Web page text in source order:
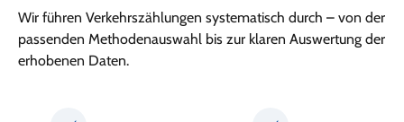
Wir führen Verkehrszählungen systematisch durch – von der
passenden Methodenauswahl bis zur klaren Auswertung der
erhobenen Daten.